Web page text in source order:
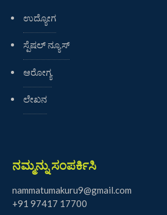
ಉದ್ಯೋಗ
ಸ್ಪೆಷಲ್ ನ್ಯೂಸ್
ಆರೋಗ್ಯ
ಲೇಖನ
ನಮ್ಮನ್ನು ಸಂಪರ್ಕಿಸಿ
nammatumakuru9@gmail.com
+91 97417 17700